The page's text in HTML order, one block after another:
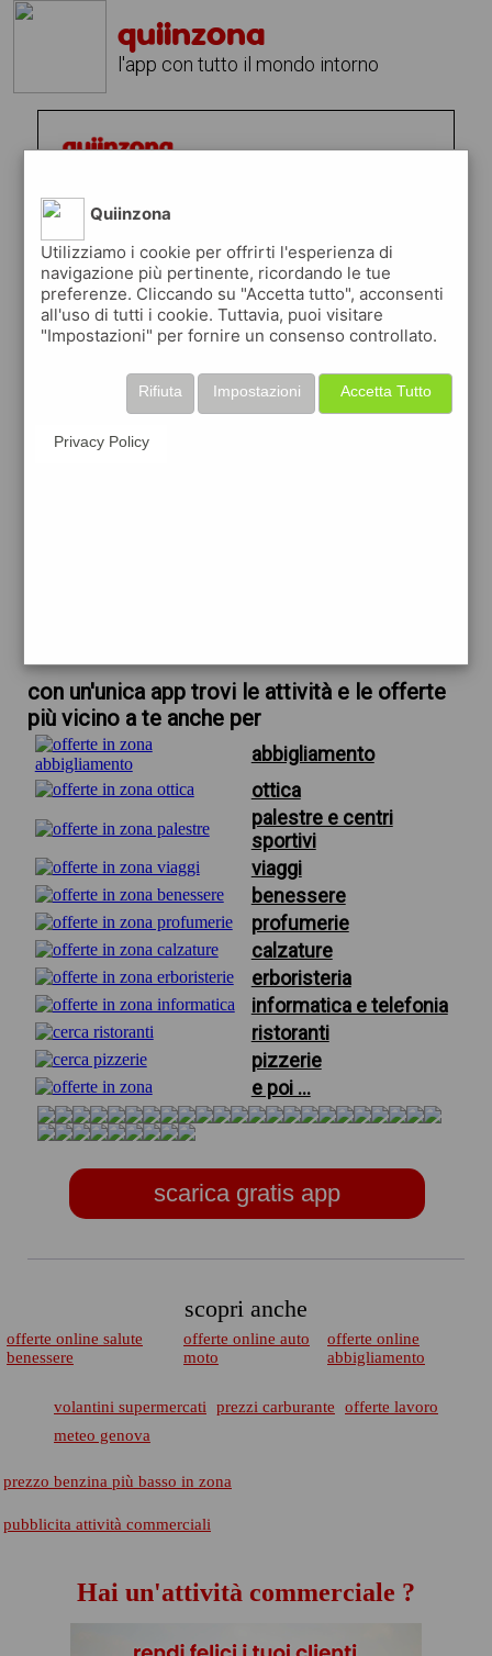
quiinzona
l'app con tutto il mondo intorno
con un'unica app trovi le attività e le offerte
più vicino a te anche per
abbigliamento
ottica
palestre e centri
sportivi
viaggi
benessere
profumerie
calzature
erboristeria
informatica e telefonia
ristoranti
pizzerie
e poi ...
scarica gratis app
scopri anche
offerte online salute
benessere
offerte online auto
moto
offerte online
abbigliamento
volantini supermercati prezzi carburante
offerte lavoro
meteo genova
prezzo benzina più basso in zona
pubblicita attività commerciali
Hai un'attività commerciale ?
Quiinzona
Utilizziamo i cookie per offrirti l'esperienza di
navigazione più pertinente, ricordando le tue
preferenze. Cliccando su "Accetta tutto", acconsenti
all'uso di tutti i cookie. Tuttavia, puoi visitare
"Impostazioni" per fornire un consenso controllato.
Accetta Tutto
Impostazioni
Rifiuta
Privacy Policy